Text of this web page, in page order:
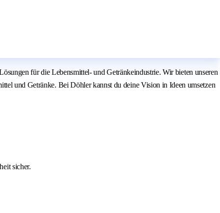
für die Lebensmittel- und Getränkeindustrie. Wir bieten unseren
und Getränke. Bei Döhler kannst du deine Vision in Ideen umsetzen
sicher.